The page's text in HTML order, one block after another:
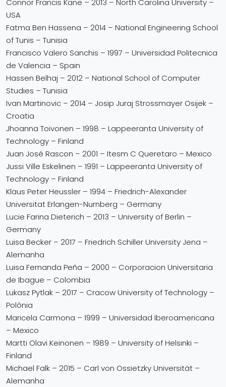
Connor Francis Kane – 2013 – North Carolina University –
USA
Fatma Ben Hassena – 2014 – National Engineering School
of Tunis – Tunisia
Francisco Valero Sanchis – 1997 – Universidad Politecnica
de Valencia – Spain
Hassen Belhaj – 2012 – National School of Computer
Studies – Tunisia
Ivan Martinovic – 2014 – Josip Juraj Strossmayer Osijek –
Croatia
Jhoanna Toivonen – 1998 – Lappeeranta University of
Technology – Finland
Juan José Rascon – 2001 – Itesm C Queretaro – Mexico
Jussi Ville Eskelinen – 1991 – Lappeeranta University of
Technology – Finland
Klaus Peter Heussler – 1994 – Friedrich-Alexander
Universitat Erlangen-Nurnberg – Germany
Lucie Farina Dieterich – 2013 – University of Berlin –
Germany
Luisa Becker – 2017 – Friedrich Schiller University Jena –
Alemanha
Luisa Fernanda Peña – 2000 – Corporacion Universitaria
de Ibague – Colombia
Lukasz Pytlak – 2017 – Cracow University of Technology –
Polônia
Maricela Carmona – 1999 – Universidad Iberoamericana
– Mexico
Martti Olavi Keinonen – 1989 – University of Helsinki –
Finland
Michael Falk – 2015 – Carl von Ossietzky Universität –
Alemanha